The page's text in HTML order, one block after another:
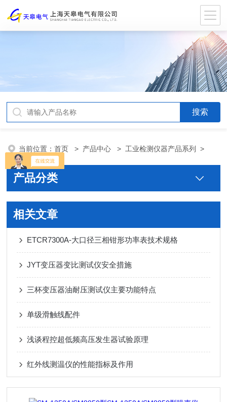
当前位置：首页 > 产品中心 > 工业检测仪器产品系列 >
产品分类
相关文章
ETCR7300A-大口径三相钳形功率表技术规格
JYT变压器变比测试仪安全措施
三杯变压器油耐压测试仪主要功能特点
单级滑触线配件
浅谈程控超低频高压发生器试验原理
红外线测温仪的性能指标及作用